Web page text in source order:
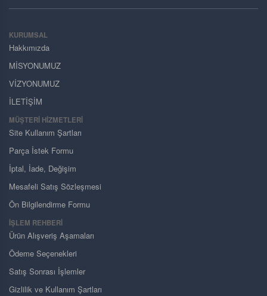
KURUMSAL
Hakkımızda
MİSYONUMUZ
VİZYONUMUZ
İLETİŞİM
MÜŞTERI HIZMETLERI
Site Kullanım Şartları
Parça İstek Formu
İptal, İade, Değişim
Mesafeli Satış Sözleşmesi
Ön Bilgilendirme Formu
İŞLEM REHBERİ
Ürün Alışveriş Aşamaları
Ödeme Seçenekleri
Satış Sonrası İşlemler
Gizlilik ve Kullanım Şartları